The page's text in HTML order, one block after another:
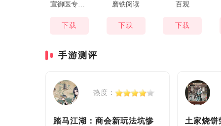
宣御医专家端
下载
磨铁阅读
下载
百观
下载
手游测评
热度：
踏马江湖：商会新玩法坑惨
土家烧饼